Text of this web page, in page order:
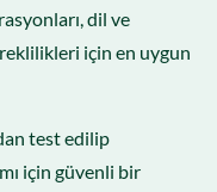
dil ve
için en uygun
test edilip
için güvenli bir